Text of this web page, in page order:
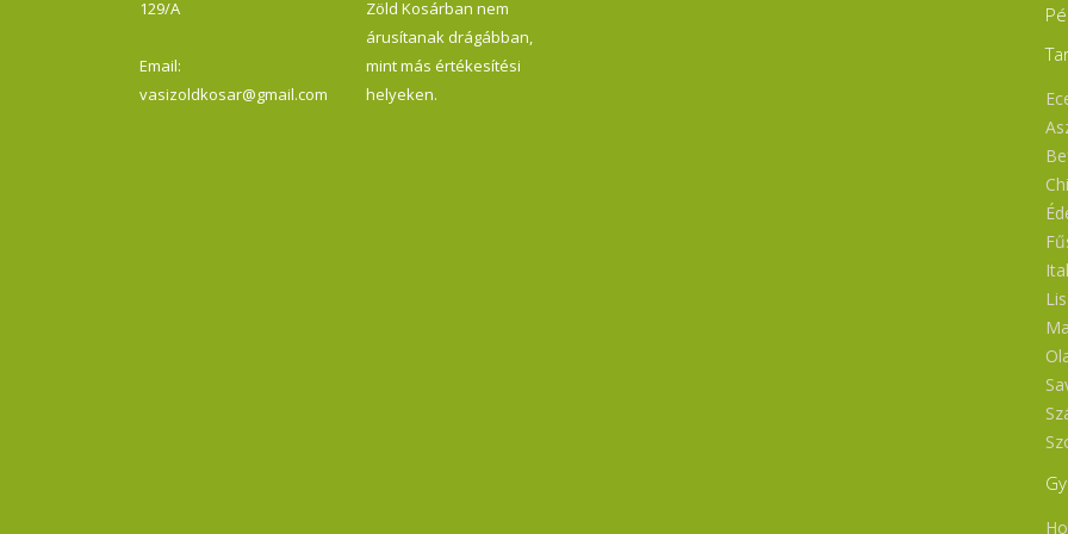
129/A
Email:
vasizoldkosar@gmail.com
Zöld Kosárban nem
árusítanak drágábban,
mint más értékesítési
helyeken.
Ital